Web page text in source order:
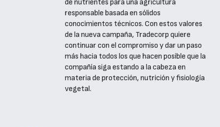
de nutrientes para una agricultura
responsable basada en sólidos
conocimientos técnicos. Con estos valores
de la nueva campaña, Tradecorp quiere
continuar con el compromiso y dar un paso
más hacia todos los que hacen posible que la
compañía siga estando a la cabeza en
materia de protección, nutrición y fisiología
vegetal.